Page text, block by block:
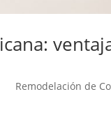
Remodelación de